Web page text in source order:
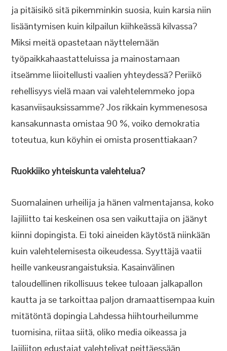
ja pitäisikö sitä pikemminkin suosia, kuin karsia niin
lisääntymisen kuin kilpailun kiihkeässä kilvassa?
Miksi meitä opastetaan näyttelemään
työpaikkahaastatteluissa ja mainostamaan
itseämme liioitellusti vaalien yhteydessä? Periikö
rehellisyys vielä maan vai valehtelemmeko jopa
kasanviisauksissamme? Jos rikkain kymmenesosa
kansakunnasta omistaa 90 %, voiko demokratia
toteutua, kun köyhin ei omista prosenttiakaan?
Ruokkiiko yhteiskunta valehtelua?
Suomalainen urheilija ja hänen valmentajansa, koko
lajiliitto tai keskeinen osa sen vaikuttajia on jäänyt
kiinni dopingista. Ei toki aineiden käytöstä niinkään
kuin valehtelemisesta oikeudessa. Syyttäjä vaatii
heille vankeusrangaistuksia. Kasainvälinen
taloudellinen rikollisuus tekee tuloaan jalkapallon
kautta ja se tarkoittaa paljon dramaattisempaa kuin
mitätöntä dopingia Lahdessa hiihtourheilumme
tuomisina, riitaa siitä, oliko media oikeassa ja
lajiliiton edustajat valehtelivat peittäessään